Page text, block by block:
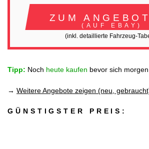
ZUM
(AUF EBAY)
(inkl. detaillierte Fahrzeug-
Tipp: Noch heute kaufen bevor sich
→ Weitere Angebote zeigen (neu,
GÜNSTIGSTER PREIS: